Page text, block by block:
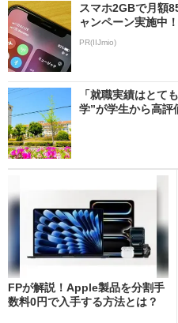
スマホ2GBで月額
ャンペーン実施中！
PR(IIJmio)
「就職実績はと
学”が学生から高
FPが解説！Apple製品を分割手
数料0円で入手する方法とは？